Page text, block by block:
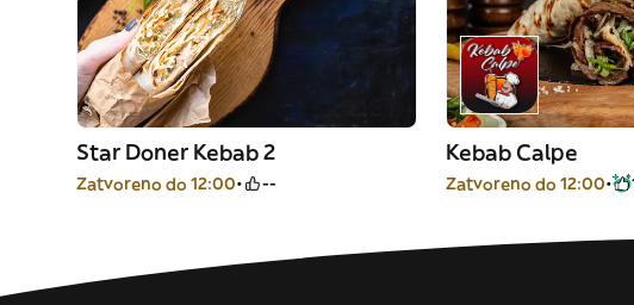
Star Doner Kebab 2
Zatvoreno do 12:00 --
Kebab Calpe
Zatvoreno do 12:00